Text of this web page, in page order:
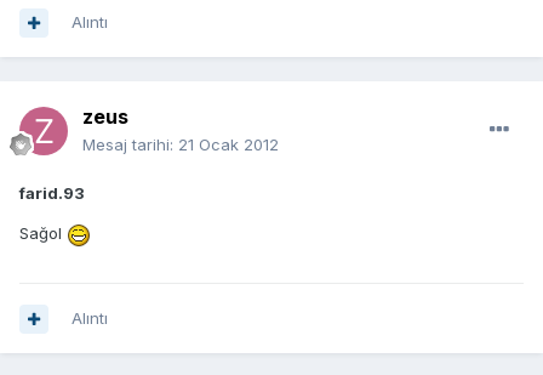
Alıntı
zeus
Mesaj tarihi: 21 Ocak 2012
farid.93
Sağol
Alıntı